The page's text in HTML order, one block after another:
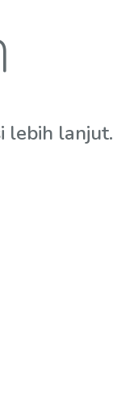
lebih lanjut.